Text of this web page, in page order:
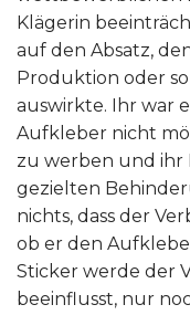
Klägerin
auf den Absatz,
Produktion oder
auswirkte. Ihr war
Aufkleber nicht
zu werben und ihr
gezielten
nichts, dass der
ob er den
Sticker werde der
beeinflusst, nur